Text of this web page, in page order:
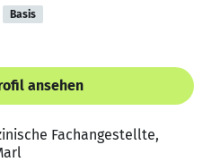
Basis
ansehen
Fachangestellte,